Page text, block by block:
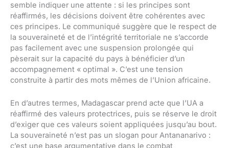
semble indiquer une attente : si les principes sont
réaffirmés, les décisions doivent être cohérentes avec
ces principes. Le communiqué suggère que le respect de
la souveraineté et de l’intégrité territoriale ne s’accorde
pas facilement avec une suspension prolongée qui
pèserait sur la capacité du pays à bénéficier d’un
accompagnement « optimal ». C’est une tension
construite à partir des mots mêmes de l’Union africaine.
En d’autres termes, Madagascar prend acte que l’UA a
réaffirmé des valeurs protectrices, puis se réserve le droit
d’exiger que ces valeurs soient appliquées jusqu’au bout.
La souveraineté n’est pas un slogan pour Antananarivo :
c’est une base argumentative dans le combat